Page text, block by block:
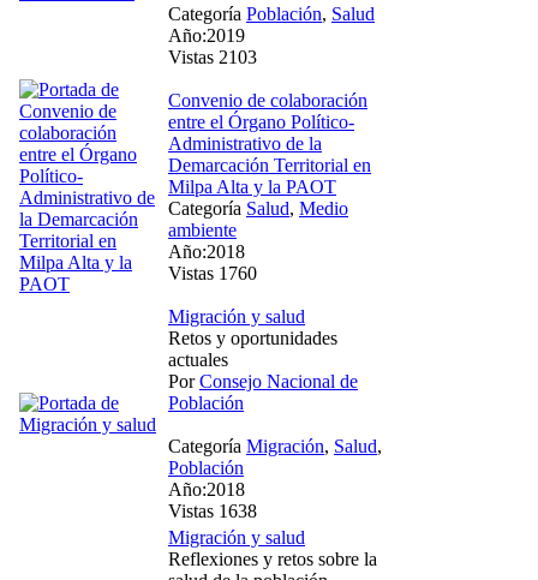
Categoría Población, Salud
Año:2019
Vistas 2103
Convenio de colaboración
entre el Órgano Político-
Administrativo de la
Demarcación Territorial en
Milpa Alta y la PAOT
Categoría Salud, Medio
ambiente
Año:2018
Vistas 1760
Migración y salud
Retos y oportunidades
actuales
PorConsejo Nacional de
Población
Categoría Migración, Salud,
Población
Año:2018
Vistas 1638
Migración y salud
Reflexiones y retos sobre la